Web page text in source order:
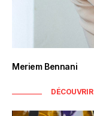
Meriem Bennani
DÉCOUVRIR